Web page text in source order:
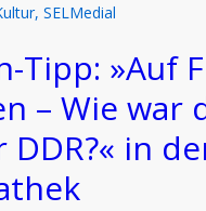
, SELMedial
Tipp: »Auf
– Wie war
DDR?« in